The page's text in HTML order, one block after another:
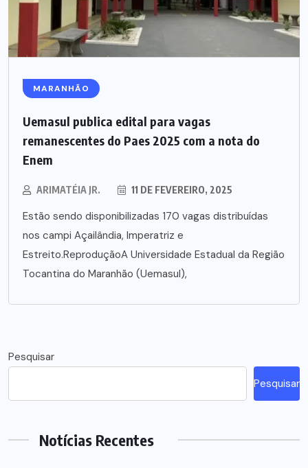
MARANHÃO
Uemasul publica edital para vagas
remanescentes do Paes 2025 com a nota do
Enem
ARIMATÉIA JR. 11 DE FEVEREIRO, 2025
Estão sendo disponibilizadas 170 vagas distribuídas
nos campi Açailândia, Imperatriz e
Estreito.ReproduçãoA Universidade Estadual da Região
Tocantina do Maranhão (Uemasul),
Pesquisar
Pesquisar
Notícias Recentes